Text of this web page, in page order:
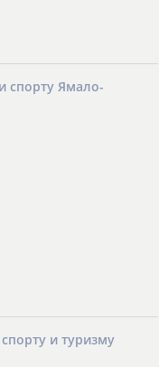
спорту Ямало-
и туризму